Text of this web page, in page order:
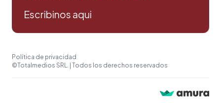
Escribinos aqui
Política de privacidad
©Totalmedios SRL. | Todos los derechos reservados